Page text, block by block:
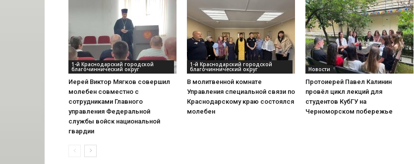
1-й Краснодарский городской
благочиннический округ
Иерей Виктор Мягков совершил
молебен совместно с
сотрудниками Главного
управления Федеральной
службы войск национальной
гвардии
1-й Краснодарский городской
благочиннический округ
В молитвенной комнате
Управления специальной связи по
Краснодарскому краю состоялся
молебен
Новости
Протоиерей Павел Калинин
провёл цикл лекций для
студентов КубГУ на
Черноморском побережье